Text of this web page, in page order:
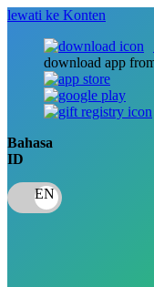
lewati ke Konten
download app
Bahasa
ID